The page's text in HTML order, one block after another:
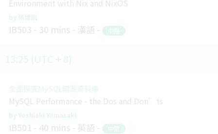
Environment with Nix and NixOS
張博凱
IB503 30 mins 漢語 中階
全面探究MySQL開源資料庫
MySQL Performance - the Dos and Don’ts
Yoshiaki Yamasaki
IB501 40 mins 英語 中階